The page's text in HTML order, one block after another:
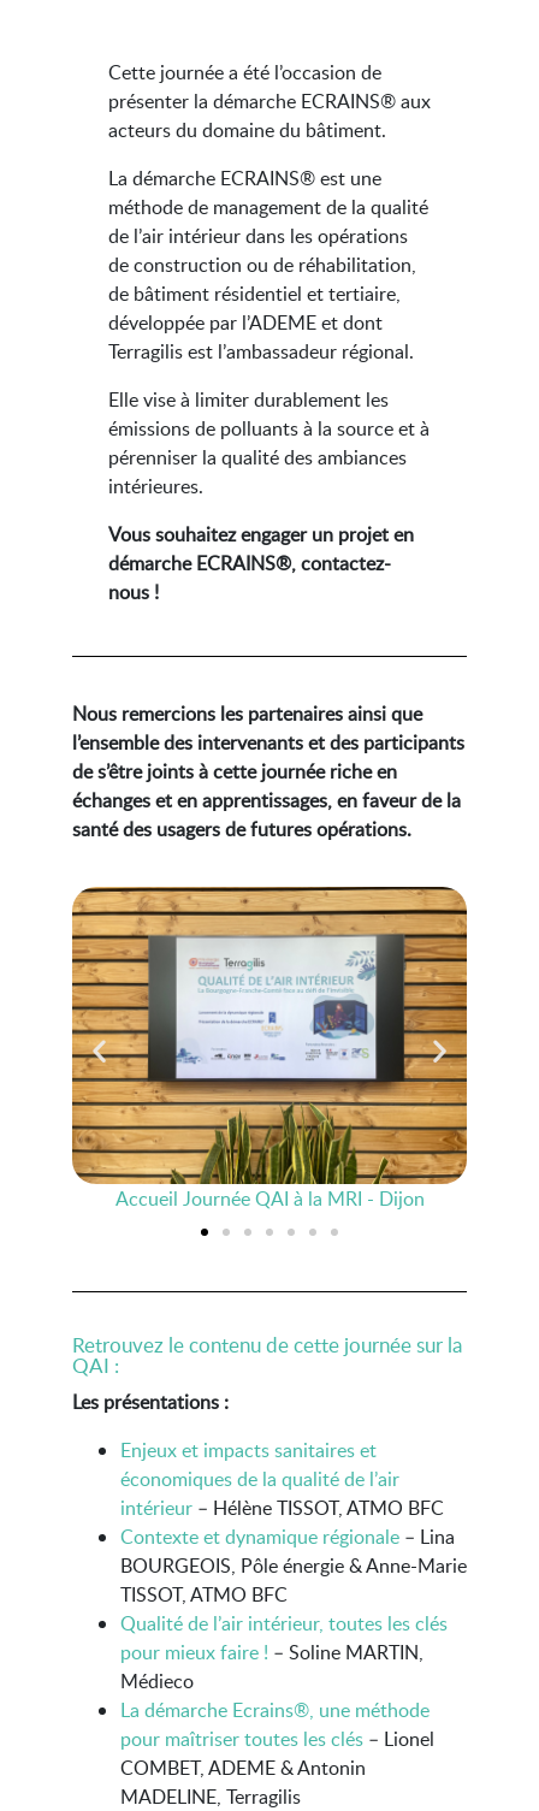
Cette journée a été l’occasion de
présenter la démarche ECRAINS® aux
acteurs du domaine du bâtiment.
La démarche ECRAINS®est une
méthode de management de la qualité
de l’air intérieur dans les opérations
de construction ou de réhabilitation,
de bâtiment résidentiel et tertiaire,
développée par l’ADEME et dont
Terragilis est l’ambassadeur régional.
Elle vise à limiter durablement les
émissions de polluants à la source et à
pérenniser la qualité des ambiances
intérieures.
Vous souhaitez engager un projet en
démarche ECRAINS®, contactez-
nous !
Nous remercions les partenaires ainsi que
l’ensemble des intervenants et des participants
de s’être joints à cette journée riche en
échanges et en apprentissages, en faveur de la
santé des usagers de futures opérations.
Atelier QAI et rénovation
Accueil Journée QAI à la MRI - Dijon
Atelier Ventilation
Accueil des participants
Table ronde (1)
Table ronde (2)
Public
Atelier QAI et rénovation
Accueil Journée QAI à la MRI - Dijon
Retrouvez le contenu de cette journée sur la
QAI :
Les présentations :
Enjeux et impacts sanitaires et
économiques de la qualité de l’air
intérieur – Hélène TISSOT, ATMO BFC
Contexte et dynamique régionale – Lina
BOURGEOIS, Pôle énergie & Anne-Marie
TISSOT, ATMO BFC
Qualité de l’air intérieur, toutes les clés
pour mieux faire ! – Soline MARTIN,
Médieco
La démarche Ecrains®, une méthode
pour maîtriser toutes les clés – Lionel
COMBET, ADEME & Antonin
MADELINE, Terragilis